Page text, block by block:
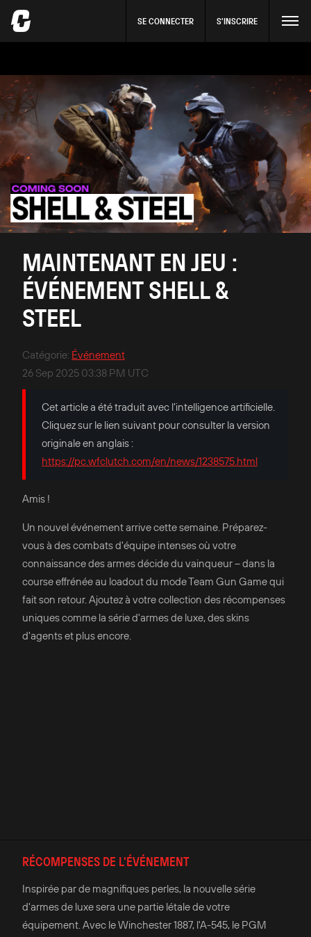
SE CONNECTER S'INSCRIRE
MAINTENANT EN JEU :
ÉVÉNEMENT SHELL &
STEEL
Catégorie: Événement
26 Sep 2025 03:38 PM UTC
Cet article a été traduit avec l’intelligence artificielle.
Cliquez sur le lien suivant pour consulter la version
originale en anglais :
https://pc.wfclutch.com/en/news/1238575.html
Amis !
Un nouvel événement arrive cette semaine. Préparez-
vous à des combats d'équipe intenses où votre
connaissance des armes décide du vainqueur – dans la
course effrénée au loadout du mode Team Gun Game qui
fait son retour. Ajoutez à votre collection des récompenses
uniques comme la série d'armes de luxe, des skins
d'agents et plus encore.
RÉCOMPENSES DE L'ÉVÉNEMENT
Inspirée par de magnifiques perles, la nouvelle série
d'armes de luxe sera une partie létale de votre
équipement. Avec le Winchester 1887, l'A-545, le PGM